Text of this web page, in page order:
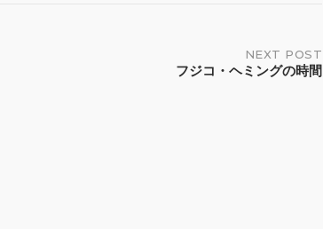
NEXT POST
フジコ・ヘミングの時間